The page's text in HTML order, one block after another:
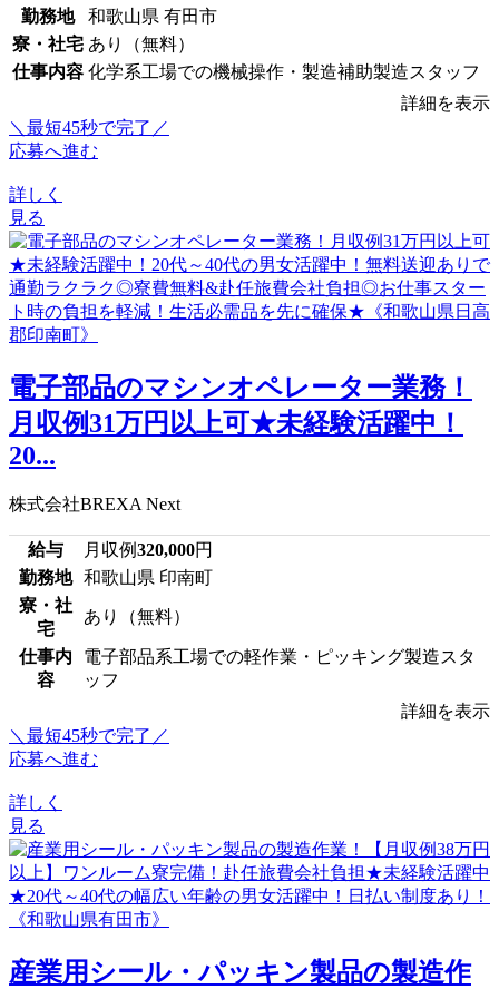
勤務地
和歌山県 有田市
寮・社宅 あり（無料）
仕事内容 化学系工場での機械操作・製造補助製造スタッフ
詳細を表示
＼最短45秒で完了／
応募へ進む
詳しく
見る
電子部品のマシンオペレーター業務！
月収例31万円以上可★未経験活躍中！
20...
株式会社BREXA Next
給与 月収例320,000円
勤務地 和歌山県 印南町
寮・社
宅
あり（無料）
仕事内
容
電子部品系工場での軽作業・ピッキング製造スタ
ッフ
詳細を表示
＼最短45秒で完了／
応募へ進む
詳しく
見る
産業用シール・パッキン製品の製造作